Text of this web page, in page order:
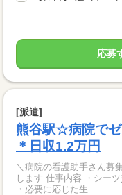
応募
[派遣]
熊谷駅☆病院で
＊日収1.2万円
＼病院の看護助手さん募
します 仕事内容 ・シー
・必要に応じた生...